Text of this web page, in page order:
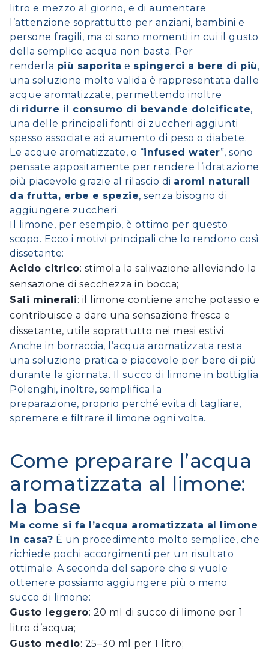
litro e mezzo al giorno, e di aumentare
l’attenzione soprattutto per anziani, bambini e
persone fragili, ma ci sono momenti in cui il gusto
della semplice acqua non basta. Per
renderla più saporita e spingerci a bere di più,
una soluzione molto valida è rappresentata dalle
acque aromatizzate, permettendo inoltre
di ridurre il consumo di bevande dolcificate,
una delle principali fonti di zuccheri aggiunti
spesso associate ad aumento di peso o diabete.
Le acque aromatizzate, o “infused water”, sono
pensate appositamente per rendere l’idratazione
più piacevole grazie al rilascio di aromi naturali
da frutta, erbe e spezie, senza bisogno di
aggiungere zuccheri.
Il limone, per esempio, è ottimo per questo
scopo. Ecco i motivi principali che lo rendono così
dissetante:
Acido citrico: stimola la salivazione alleviando la
sensazione di secchezza in bocca;
Sali minerali: il limone contiene anche potassio e
contribuisce a dare una sensazione fresca e
dissetante, utile soprattutto nei mesi estivi.
Anche in borraccia, l’acqua aromatizzata resta
una soluzione pratica e piacevole per bere di più
durante la giornata. Il succo di limone in bottiglia
Polenghi, inoltre, semplifica la
preparazione, proprio perché evita di tagliare,
spremere e filtrare il limone ogni volta.
Come preparare l’acqua
aromatizzata al limone:
la base
Ma come si fa l’acqua aromatizzata al limone
in casa? È un procedimento molto semplice, che
richiede pochi accorgimenti per un risultato
ottimale. A seconda del sapore che si vuole
ottenere possiamo aggiungere più o meno
succo di limone:
Gusto leggero: 20 ml di succo di limone per 1
litro d’acqua;
Gusto medio: 25–30 ml per 1 litro;